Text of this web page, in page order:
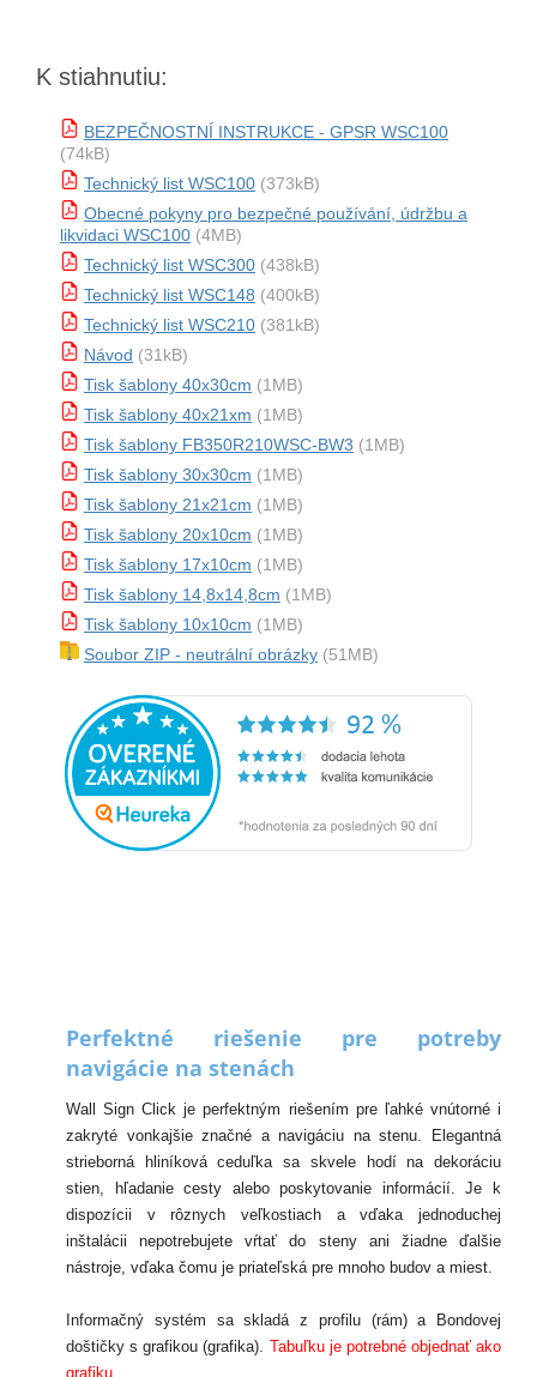
K stiahnutiu:
BEZPEČNOSTNÍ INSTRUKCE - GPSR WSC100
(74kB)
Technický list WSC100 (373kB)
Obecné pokyny pro bezpečné používání, údržbu a
likvidaci WSC100 (4MB)
Technický list WSC300 (438kB)
Technický list WSC148 (400kB)
Technický list WSC210 (381kB)
Návod (31kB)
Tisk šablony 40x30cm (1MB)
Tisk šablony 40x21xm (1MB)
Tisk šablony FB350R210WSC-BW3 (1MB)
Tisk šablony 30x30cm (1MB)
Tisk šablony 21x21cm (1MB)
Tisk šablony 20x10cm (1MB)
Tisk šablony 17x10cm (1MB)
Tisk šablony 14,8x14,8cm (1MB)
Tisk šablony 10x10cm (1MB)
Soubor ZIP - neutrální obrázky (51MB)
Perfektné riešenie pre potreby
navigácie na stenách
Wall Sign Click je perfektným riešením pre ľahké vnútorné i
zakryté vonkajšie značné a navigáciu na stenu. Elegantná
strieborná hliníková ceduľka sa skvele hodí na dekoráciu
stien, hľadanie cesty alebo poskytovanie informácií. Je k
dispozícii v rôznych veľkostiach a vďaka jednoduchej
inštalácii nepotrebujete vŕtať do steny ani žiadne ďalšie
nástroje, vďaka čomu je priateľská pre mnoho budov a miest.
Informačný systém sa skladá z profilu (rám) a Bondovej
doštičky s grafikou (grafika). Tabuľku je potrebné objednať ako
grafiku.